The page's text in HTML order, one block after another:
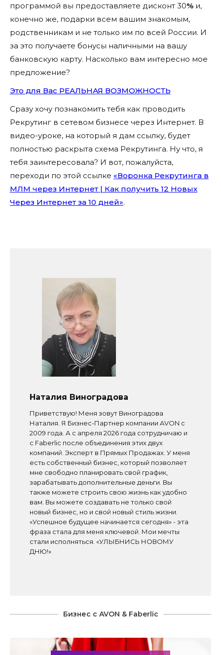
программой вы предоставляете дисконт 30% и,
конечно же, подарки всем вашим знакомым,
родственникам и не только им по всей России. И
за это получаете бонусы наличными на вашу
банковскую карту. Насколько вам интересно мое
предложение?
Это для Вас РЕАЛЬНАЯ ВОЗМОЖНОСТЬ
Сразу хочу познакомить тебя как проводить
Рекрутинг в сетевом бизнесе через Интернет. В
видео-уроке, на который я дам ссылку, будет
полностью раскрыта схема Рекрутинга. Ну что, я
тебя заинтересовала? И вот, пожалуйста,
переходи по этой ссылке «Воронка Рекрутинга в
МЛМ через Интернет | Как получить 12 Новых
Через Интернет за 10 дней».
Наталия Виноградова
Приветствую! Меня зовут Виноградова
Наталия. Я Бизнес-Партнер компании AVON с
2009 года. А с апреля 2026 года сотрудничаю и
с Faberlic после объединения этих двух
компаний. Эксперт в Прямых Продажах. У меня
есть собственный бизнес, который позволяет
мне свободно планировать свой график,
зарабатывать дополнительные деньги. Вы
также можете строить свою жизнь как удобно
вам. Вы можете создавать не только свой
новый бизнес, но и свой новый стиль жизни.
«Успешное будущее начинается сегодня» - эта
фраза стала для меня ключевой. Мои мечты
стали исполняться. «УЛЫБНИСЬ НОВОМУ
ДНЮ!»
Бизнес с AVON & Faberlic